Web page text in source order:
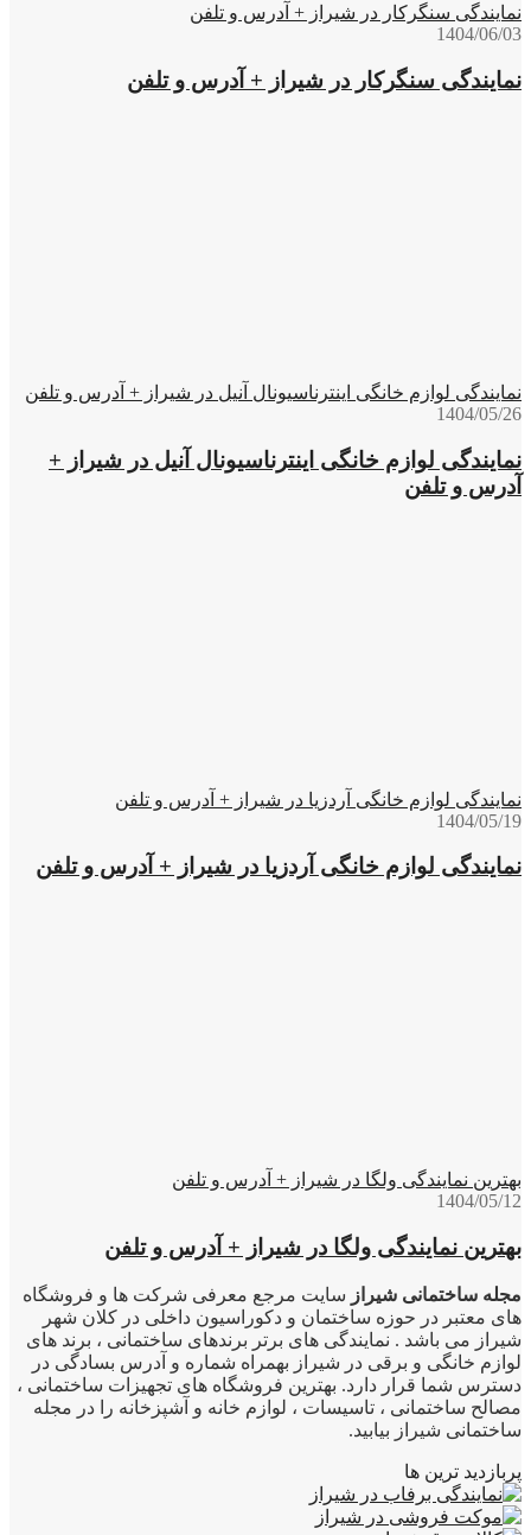
نمایندگی سنگرکار در شیراز + آدرس و تلفن
1404/06/03
نمایندگی سنگرکار در شیراز + آدرس و تلفن
نمایندگی لوازم خانگی اینترناسیونال آنیل در شیراز + آدرس و تلفن
1404/05/26
نمایندگی لوازم خانگی اینترناسیونال آنیل در شیراز +
آدرس و تلفن
نمایندگی لوازم خانگی آردزیا در شیراز + آدرس و تلفن
1404/05/19
نمایندگی لوازم خانگی آردزیا در شیراز + آدرس و تلفن
بهترین نمایندگی ولگا در شیراز + آدرس و تلفن
1404/05/12
بهترین نمایندگی ولگا در شیراز + آدرس و تلفن
مجله ساختمانی شیراز سایت مرجع معرفی شرکت ها و فروشگاه
های معتبر در حوزه ساختمان و دکوراسیون داخلی در کلان شهر
شیراز می باشد . نمایندگی های برتر برندهای ساختمانی ، برند های
لوازم خانگی و برقی در شیراز بهمراه شماره و آدرس بسادگی در
دسترس شما قرار دارد. بهترین فروشگاه های تجهیزات ساختمانی ،
مصالح ساختمانی ، تاسیسات ، لوازم خانه و آشپزخانه را در مجله
ساختمانی شیراز بیابید.
پربازدید ترین ها